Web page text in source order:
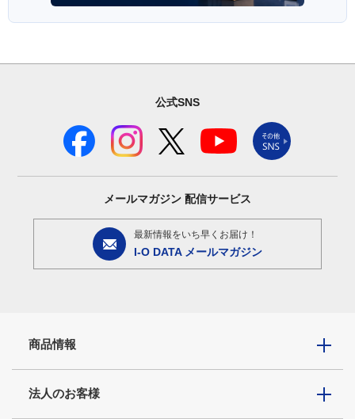
公式SNS
メールマガジン 配信サービス
最新情報をいち早くお届け！
I-O DATA メールマガジン
商品情報
法人のお客様